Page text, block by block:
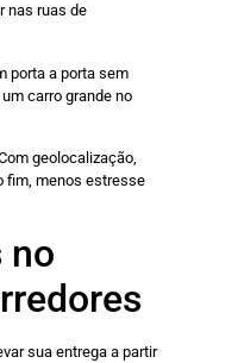
nas ruas de
porta a porta sem
carro grande no
geolocalização,
fim, menos estresse
no
sua entrega a partir